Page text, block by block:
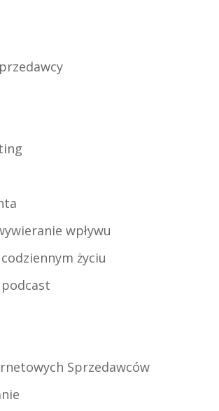
wpływu
życiu
Sprzedawców